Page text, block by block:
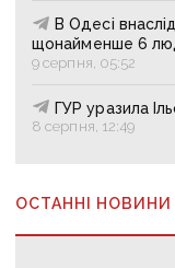
В Одесі
щонайменше 6
9 серпня, 05:52
ГУР уразила
8 серпня, 12:49
ОСТАННІ НОВИНИ